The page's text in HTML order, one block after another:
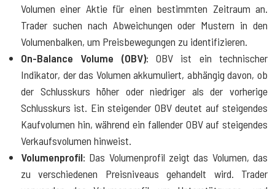
Volumen einer Aktie für einen bestimmten Zeitraum an.
Trader suchen nach Abweichungen oder Mustern in den
Volumenbalken, um Preisbewegungen zu identifizieren.
On-Balance Volume (OBV): OBV ist ein technischer
Indikator, der das Volumen akkumuliert, abhängig davon, ob
der Schlusskurs höher oder niedriger als der vorherige
Schlusskurs ist. Ein steigender OBV deutet auf steigendes
Kaufvolumen hin, während ein fallender OBV auf steigendes
Verkaufsvolumen hinweist.
Volumenprofil: Das Volumenprofil zeigt das Volumen, das
zu verschiedenen Preisniveaus gehandelt wird. Trader